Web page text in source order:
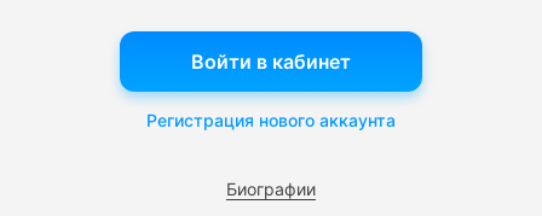
Биографии
Войти в кабинет
Регистрация нового аккаунта